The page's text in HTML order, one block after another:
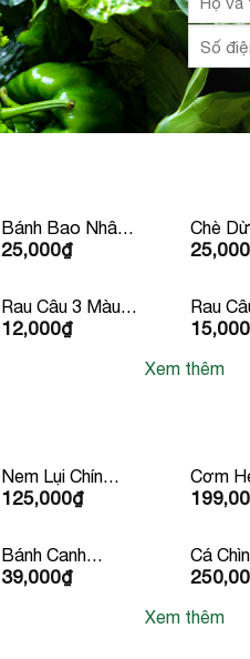
Bánh Bao Nhân
Thịt Xá Xíu
25,000₫
Chè
25,000
Rau Câu 3 Màu
Chén
12,000₫
Rau
Ly
15,000
Xem thêm
Nem Lụi Chín
Kèm Rau Mắm
125,000₫
Cơm
Sườn
Bánh Canh
Xương Bean
39,000₫
Cá
Chuối
Xem thêm